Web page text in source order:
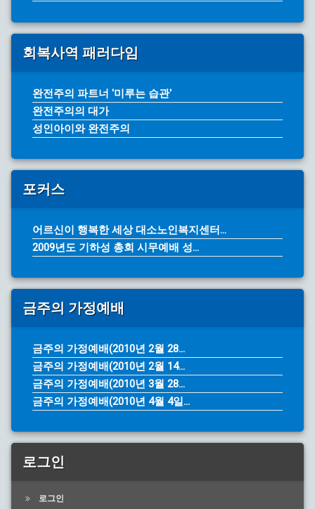
회복사역 패러다임
완전주의 파트너 '미루는 습관'
완전주의의 대가
성인아이와 완전주의
포커스
어르신이 행복한 세상 대소노인복지센터...
2009년도 기하성 총회 시무예배 성...
금주의 가정예배
금주의 가정예배(2010년 2월 28...
금주의 가정예배(2010년 2월 14...
금주의 가정예배(2010년 3월 28...
금주의 가정예배(2010년 4월 4일...
로그인
로그인